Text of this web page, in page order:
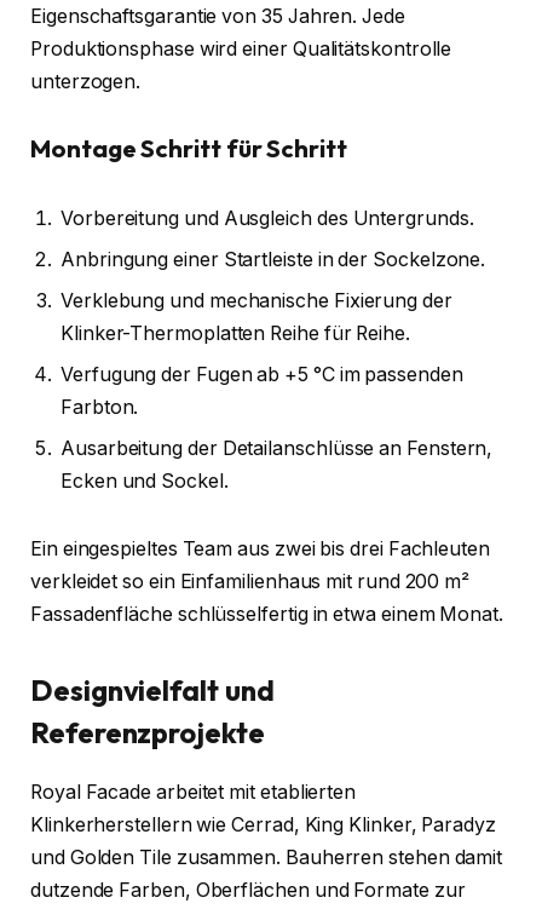
Eigenschaftsgarantie von 35 Jahren. Jede
Produktionsphase wird einer Qualitätskontrolle
unterzogen.
Montage Schritt für Schritt
Vorbereitung und Ausgleich des Untergrunds.
Anbringung einer Startleiste in der Sockelzone.
Verklebung und mechanische Fixierung der
Klinker-Thermoplatten Reihe für Reihe.
Verfugung der Fugen ab +5 °C im passenden
Farbton.
Ausarbeitung der Detailanschlüsse an Fenstern,
Ecken und Sockel.
Ein eingespieltes Team aus zwei bis drei Fachleuten
verkleidet so ein Einfamilienhaus mit rund 200 m²
Fassadenfläche schlüsselfertig in etwa einem Monat.
Designvielfalt und
Referenzprojekte
Royal Facade arbeitet mit etablierten
Klinkerherstellern wie Cerrad, King Klinker, Paradyz
und Golden Tile zusammen. Bauherren stehen damit
dutzende Farben, Oberflächen und Formate zur